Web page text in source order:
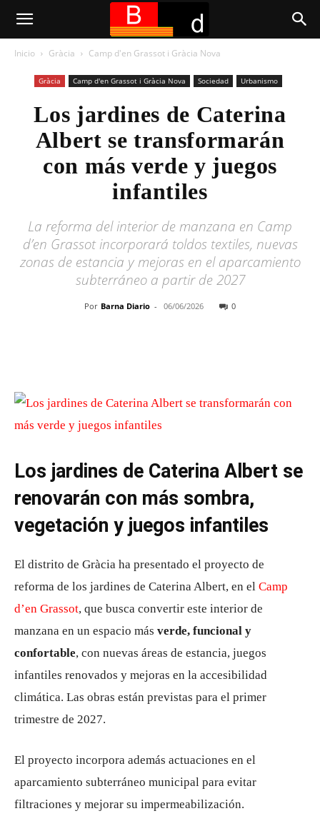
Inicio Gràcia Camp d'en Grassot i Gràcia Nova
Gràcia Camp d'en Grassot i Gràcia Nova Sociedad Urbanismo
Los jardines de Caterina
Albert se transformarán
con más verde y juegos
infantiles
La reforma del interior de manzana en Camp
d’en Grassot incorporará toldos textiles, nuevas
zonas de estancia y mejoras en el aparcamiento
subterráneo a partir de 2027
Por Barna Diario - 06/06/2026 0
Los jardines de Caterina Albert se
renovarán con más sombra,
vegetación y juegos infantiles
El distrito de Gràcia ha presentado el proyecto de
reforma de los jardines de Caterina Albert, en el Camp
d’en Grassot, que busca convertir este interior de
manzana en un espacio más verde, funcional y
confortable, con nuevas áreas de estancia, juegos
infantiles renovados y mejoras en la accesibilidad
climática. Las obras están previstas para el primer
trimestre de 2027.
El proyecto incorpora además actuaciones en el
aparcamiento subterráneo municipal para evitar
filtraciones y mejorar su impermeabilización.